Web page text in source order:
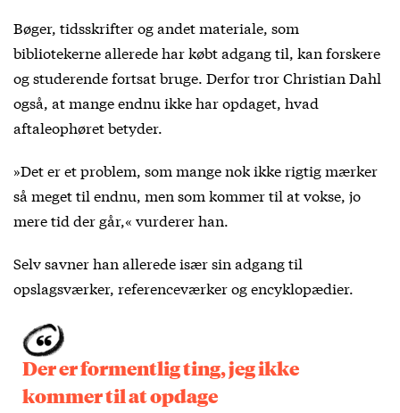
Bøger, tidsskrifter og andet materiale, som
bibliotekerne allerede har købt adgang til, kan forskere
og studerende fortsat bruge. Derfor tror Christian Dahl
også, at mange endnu ikke har opdaget, hvad
aftaleophøret betyder.
»Det er et problem, som mange nok ikke rigtig mærker
så meget til endnu, men som kommer til at vokse, jo
mere tid der går,« vurderer han.
Selv savner han allerede især sin adgang til
opslagsværker, referenceværker og encyklopædier.
Der er formentlig ting, jeg ikke
kommer til at opdage